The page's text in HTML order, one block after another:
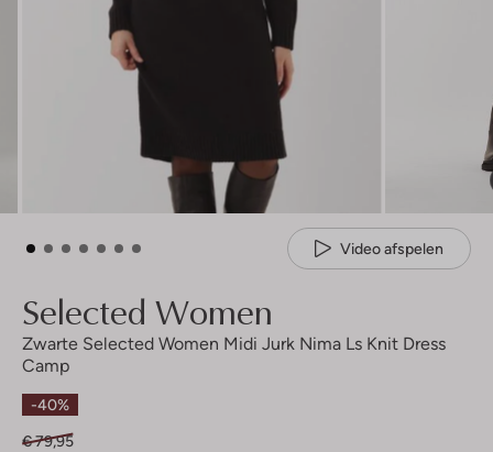
Video afspelen
Selected Women
Zwarte Selected Women Midi Jurk Nima Ls Knit Dress
Camp
-40%
€ 79,95